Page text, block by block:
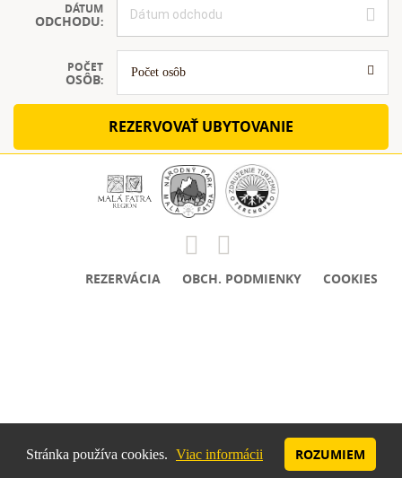
DÁTUM
ODCHODU:
POČET
OSÔB:
Počet osôb
REZERVOVAŤ UBYTOVANIE
REZERVÁCIA OBCH. PODMIENKY COOKIES
Stránka používa cookies. Viac informácii ROZUMIEM